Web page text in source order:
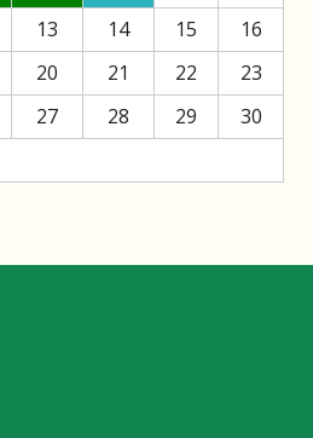
13 14 15
16
20 21 22
23
27 28 29
30